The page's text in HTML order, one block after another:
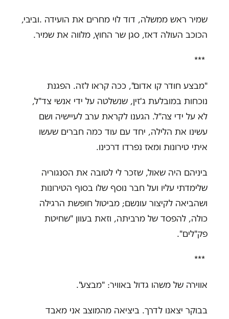
שמיר ראש ממשלה, דוד לוי מחרים את הועידה .וביבי,
הכוכב העולה דאז, סגן שר החוץ, מלווה את שמיר.
***
"מבצע חודר קו אדום", ככה קראו לזה. הפגנת
נוכחות במובלעת ג'זין, שנשלטה על ידי אנשי צד"ל,
לא על ידי צה"ל. הגענו לקראת ערב לעיישיה ושם
עשינו את הלילה, יחד עם עוד כמה חברים שעשו
איתי טירונות ומאז נפרדו דרכינו.
ביניהם היה שאול, שזכר לי לטובה את הסנגוריה
שלימדתי עליו ועל חבר נוסף שלו בסוף הטירונות
ושהביאה לקיצור עונשם; מביטול חופשת הרגילה
כולה, להפסד של מרביתה, וזאת בעוון "שחיטת
פק"לים".
***
אווירה של משהו גדול באוויר: "מבצע".
בבוקר יצאנו לדרך. ביציאה מהמוצב אני מאבד